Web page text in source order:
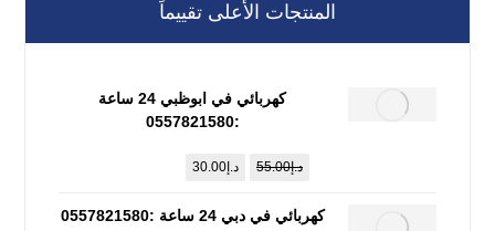
المنتجات الأعلى تقييماً
كهربائي في ابوظبي 24 ساعة
:0557821580
د.إ55.00 د.إ 30.00
كهربائي في دبي 24 ساعة :0557821580